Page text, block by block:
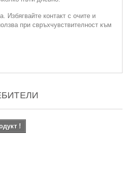
Избягвайте контакт с очите и
при свръхчувствителност към
!